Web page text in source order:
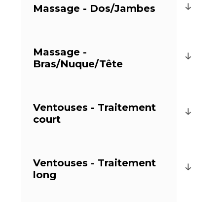
Massage - Dos/Jambes
Massage -
Bras/Nuque/Tête
Ventouses - Traitement
court
Ventouses - Traitement
long